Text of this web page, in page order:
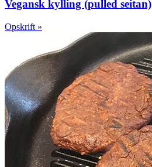
Vegansk kylling (pulled seitan)
Opskrift »